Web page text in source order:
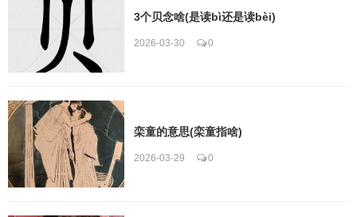
3个贝念啥(是读bì还是读bèi)
2026-03-30 0
栾童的意思(栾童指啥)
2026-03-29 0